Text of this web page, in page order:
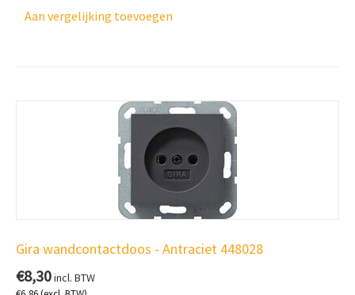
Aan vergelijking toevoegen
Gira wandcontactdoos - Antraciet 448028
€8,30incl. BTW